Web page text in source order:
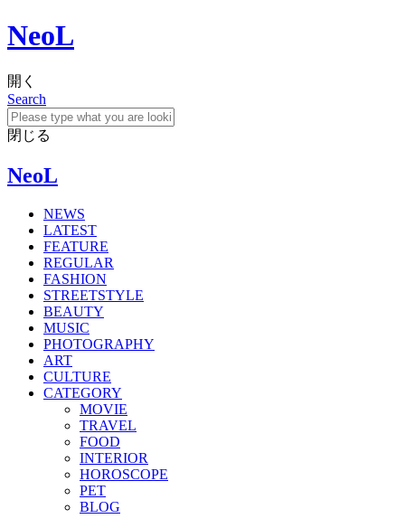
NeoL
開く
Search
閉じる
NeoL
NEWS
LATEST
FEATURE
REGULAR
FASHION
STREETSTYLE
BEAUTY
MUSIC
PHOTOGRAPHY
ART
CULTURE
CATEGORY
MOVIE
TRAVEL
FOOD
INTERIOR
HOROSCOPE
PET
BLOG